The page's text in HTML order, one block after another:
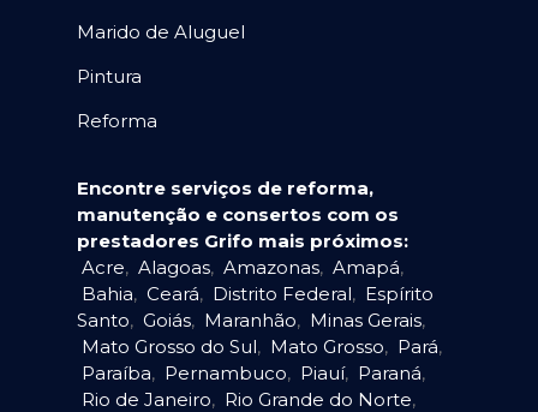
Marido de Aluguel
Pintura
Reforma
Encontre serviços de reforma,
manutenção e consertos com os
prestadores Grifo mais próximos:
Acre, Alagoas, Amazonas, Amapá,
Bahia, Ceará, Distrito Federal, Espírito
Santo, Goiás, Maranhão, Minas Gerais,
Mato Grosso do Sul, Mato Grosso, Pará,
Paraíba, Pernambuco, Piauí, Paraná,
Rio de Janeiro, Rio Grande do Norte,